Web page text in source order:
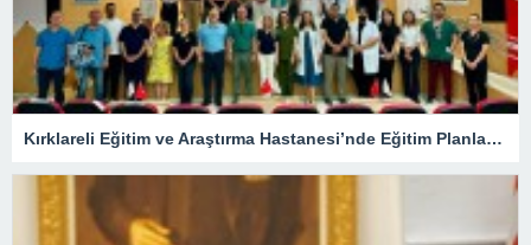
Kırklareli Eğitim ve Araştırma Hastanesi’nde Eğitim Planlaması Masaya Yatırıldı